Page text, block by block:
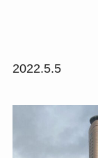
2022.5.5